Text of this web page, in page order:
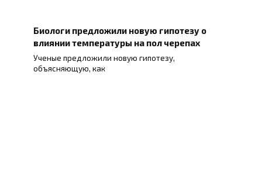
Биологи предложили новую гипотезу о
влиянии температуры на пол черепах
Ученые предложили новую гипотезу,
объясняющую, как